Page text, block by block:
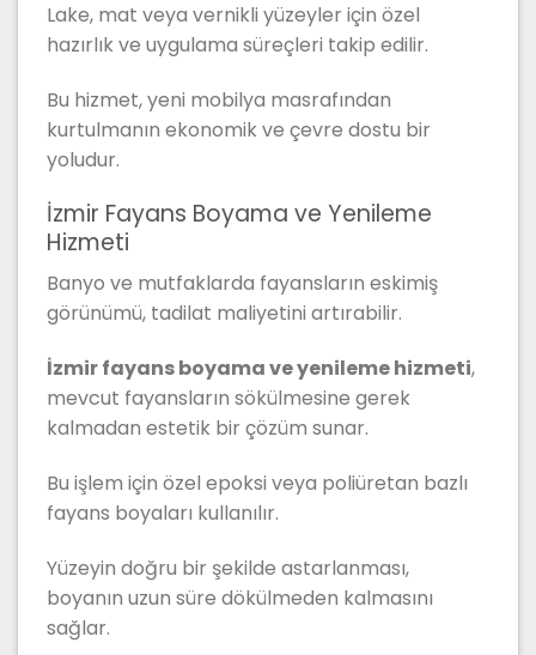
Lake, mat veya vernikli yüzeyler için özel
hazırlık ve uygulama süreçleri takip edilir.
Bu hizmet, yeni mobilya masrafından
kurtulmanın ekonomik ve çevre dostu bir
yoludur.
İzmir Fayans Boyama ve Yenileme
Hizmeti
Banyo ve mutfaklarda fayansların eskimiş
görünümü, tadilat maliyetini artırabilir.
İzmir fayans boyama ve yenileme hizmeti,
mevcut fayansların sökülmesine gerek
kalmadan estetik bir çözüm sunar.
Bu işlem için özel epoksi veya poliüretan bazlı
fayans boyaları kullanılır.
Yüzeyin doğru bir şekilde astarlanması,
boyanın uzun süre dökülmeden kalmasını
sağlar.